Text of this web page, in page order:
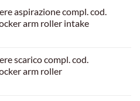
aspirazione compl. cod.
arm roller intake
scarico compl. cod.
arm roller